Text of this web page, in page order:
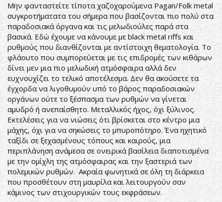
Μην φανταστείτε τίποτα χαζοχαρούμενα Pagan/Folk metal
συγκροτήματατα του σήμερα που βασίζονται πιο πολύ στα
παραδοσιακά όργανα και τις μελωδιούλες παρά στα
βασικά. Εδώ έχουμε να κάνουμε με black metal riffs και
ρυθμούς που διανθίζονται με αντίστοιχη θεματολογία. Το
φλάουτο που συμπορεύεται με τις επιδρομές των κιθάρων
δίνει μεν μια πιο μελωδική ατμόσφαιρα αλλά δεν
ευχνουχίζει το τελικό αποτέλεσμα. Δεν θα ακούσετε τα
έγχορδα να λιγοθυμούν υπό το βάρος παραδοσιακών
οργάνων ούτε το ξέσπασμα των ρυθμών να γίνεται
αμυδρό ή ανεπαίσθητο. Μεταλλικός ήχος, όχι ξύλινος.
Εκτελέσεις για να νιώσεις ότι βρίσκεται στο κέντρο μια
μάχης, όχι για να σηκώσεις το μπυροπότηρο. Ένα ηχητικό
ταξίδι σε ξεχασμένους τόπους και καιρούς, μια
περιπλάνηση ανάμεσα σε ονειρικά βασίλεια διαποτισμένα
με την ομίχλη της ατμόσφαιρας και την ξαστεριά των
πολεμικών ρυθμών. Ακραία φωνητικά σε όλη τη διάρκεια
που προσθέτουν στη μαυρίλα και λειτουργούν σαν
κάμινος των στιχουργικών τους εκφράσεων.